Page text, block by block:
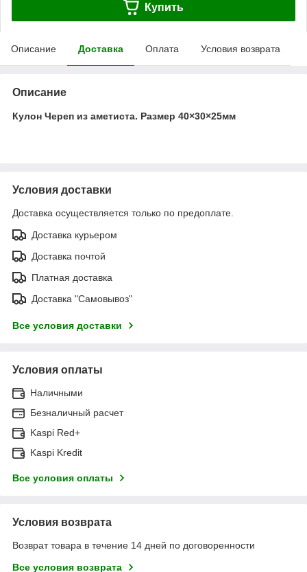
Купить
Описание Доставка Оплата Условия возврата
Описание
Кулон Череп из аметиста. Размер 40×30×25мм
Условия доставки
Доставка осуществляется только по предоплате.
Доставка курьером
Доставка почтой
Платная доставка
Доставка "Самовывоз"
Все условия доставки
Условия оплаты
Наличными
Безналичный расчет
Kaspi Red+
Kaspi Kredit
Все условия оплаты
Условия возврата
Возврат товара в течение 14 дней по договоренности
Все условия возврата